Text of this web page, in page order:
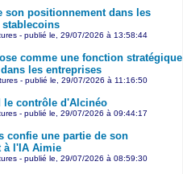
son positionnement dans les
- publié le, 29/07/2026 à 13:58:44
comme une fonction stratégique
les entreprises
- publié le, 29/07/2026 à 11:16:50
le contrôle d'Alcinéo
- publié le, 29/07/2026 à 09:44:17
confie une partie de son
à l'IA Aimie
- publié le, 29/07/2026 à 08:59:30